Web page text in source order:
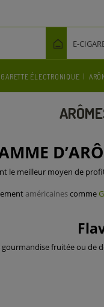
E-
ÉLECTRONIQUE
le meilleur moyen de
américainescomme
fruitée ou de